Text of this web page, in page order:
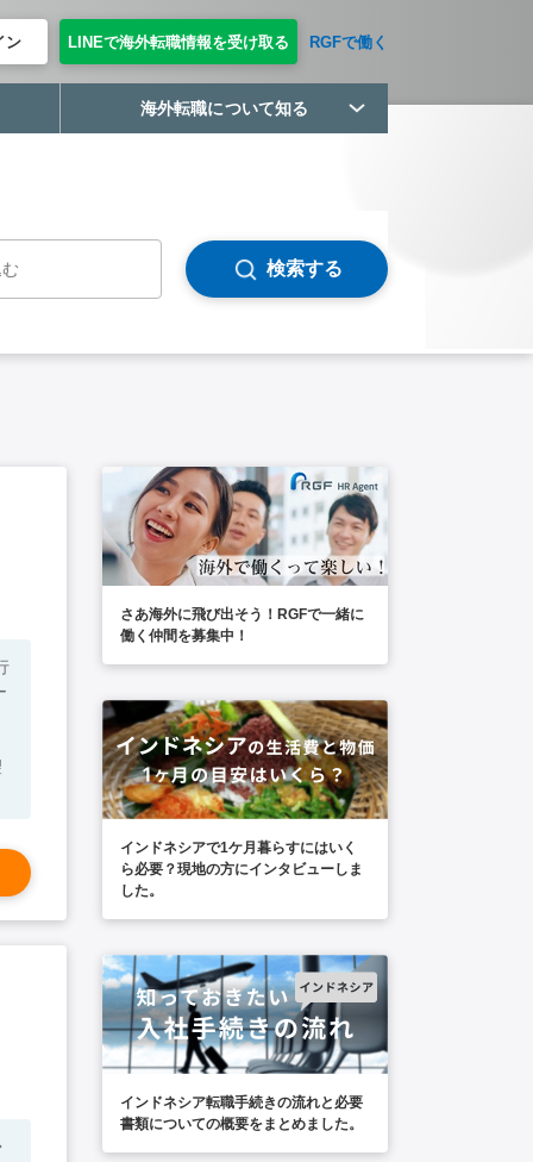
ン LINEで海外転職情報を受け取る RGFで働く
海外転職について知る
検索する
さあ海外に飛び出そう！RGFで一緒に
働く仲間を募集中！
インドネシアで1ケ月暮らすにはいく
ら必要？現地の方にインタビューしま
した。
インドネシア転職手続きの流れと必要
書類についての概要をまとめました。